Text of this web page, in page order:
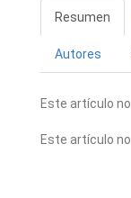
Resumen
Autores
Este artículo
Este artículo